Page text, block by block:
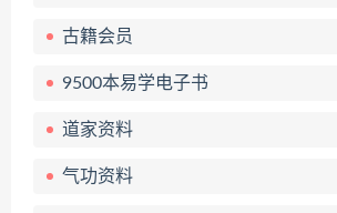
古籍会员
9500本易学电子书
道家资料
气功资料